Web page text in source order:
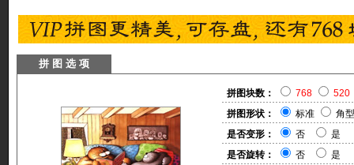
拼 图 选 项
拼图块数： 768
520
拼图形状：
标准
角型
是否变形：
否
是
是否旋转：
否 是